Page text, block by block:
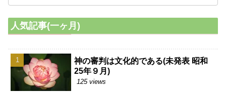
人気記事(一ヶ月)
神の審判は文化的である(未発表 昭和
25年９月)
125 views